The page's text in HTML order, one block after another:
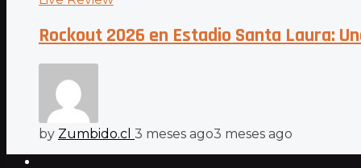
Rockout 2026 en Estadio Santa Laura:
by Zumbido.cl 3 meses ago3 meses ago